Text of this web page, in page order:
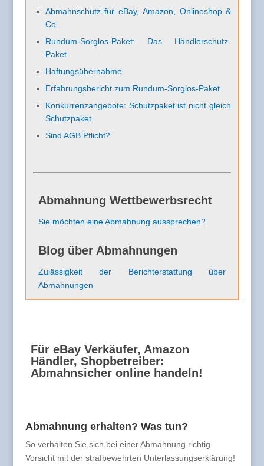
Abmahnschutz für eBay, Amazon, Onlineshop &
Co.
Rundum-Sorglos-Paket: Das Händlerschutz-
Paket
Haftungsübernahme
Erfahrungsbericht zum Rundum-Sorglos-Paket
Konkurrenzangebote: Schutzpaket ist nicht gleich
Schutzpaket
Sind AGB Pflicht?
Abmahnung Wettbewerbsrecht
Sie möchten eine Abmahnung aussprechen?
Blog über Abmahnungen
Zulässigkeit der Berichterstattung über
Abmahnungen
Für eBay Verkäufer, Amazon
Händler, Shopbetreiber:
Abmahnsicher online handeln!
Abmahnung erhalten? Was tun?
So verhalten Sie sich bei einer Abmahnung richtig.
Vorsicht mit der strafbewehrten Unterlassungserklärung!